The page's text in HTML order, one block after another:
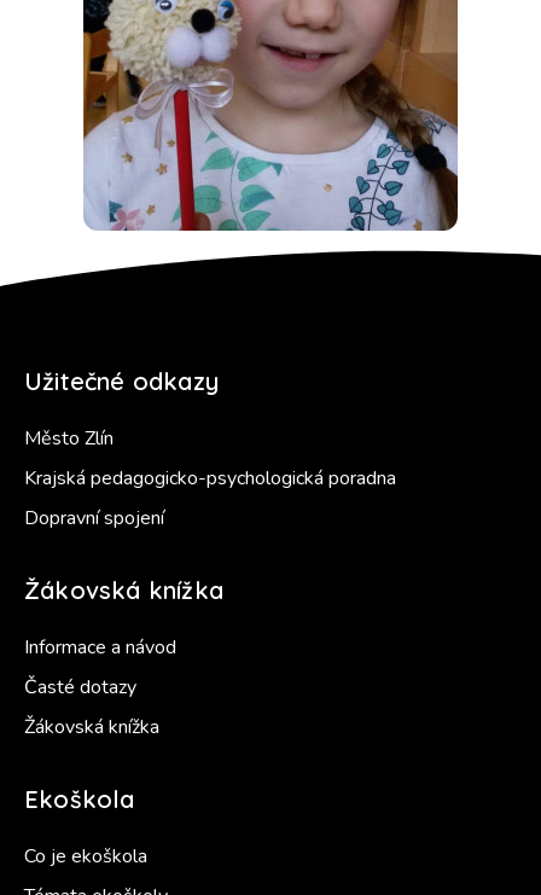
Užitečné odkazy
Město Zlín
Krajská pedagogicko-psychologická poradna
Dopravní spojení
Žákovská knížka
Informace a návod
Časté dotazy
Žákovská knížka
Ekoškola
Co je ekoškola